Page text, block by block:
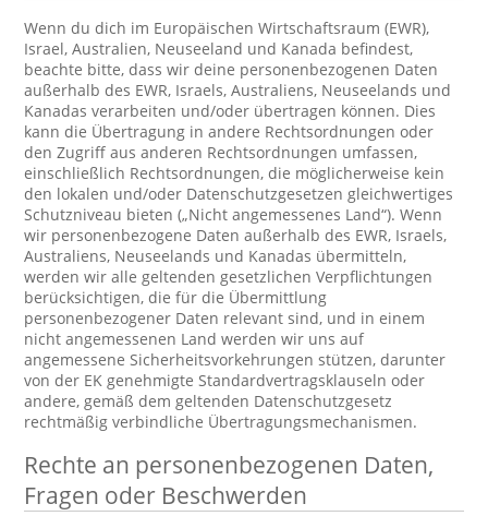
Wenn du dich im Europäischen Wirtschaftsraum (EWR),
Israel, Australien, Neuseeland und Kanada befindest,
beachte bitte, dass wir deine personenbezogenen Daten
außerhalb des EWR, Israels, Australiens, Neuseelands und
Kanadas verarbeiten und/oder übertragen können. Dies
kann die Übertragung in andere Rechtsordnungen oder
den Zugriff aus anderen Rechtsordnungen umfassen,
einschließlich Rechtsordnungen, die möglicherweise kein
den lokalen und/oder Datenschutzgesetzen gleichwertiges
Schutzniveau bieten („Nicht angemessenes Land“). Wenn
wir personenbezogene Daten außerhalb des EWR, Israels,
Australiens, Neuseelands und Kanadas übermitteln,
werden wir alle geltenden gesetzlichen Verpflichtungen
berücksichtigen, die für die Übermittlung
personenbezogener Daten relevant sind, und in einem
nicht angemessenen Land werden wir uns auf
angemessene Sicherheitsvorkehrungen stützen, darunter
von der EK genehmigte Standardvertragsklauseln oder
andere, gemäß dem geltenden Datenschutzgesetz
rechtmäßig verbindliche Übertragungsmechanismen.
Rechte an personenbezogenen Daten,
Fragen oder Beschwerden